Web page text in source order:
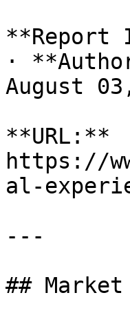
**Report
·
August
**URL:**
https://
al-
---
## Market